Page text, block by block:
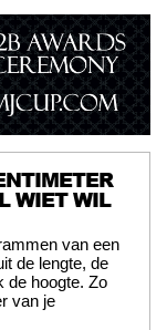
WIET WIL
van een
de lengte, de
de hoogte. Zo
van je